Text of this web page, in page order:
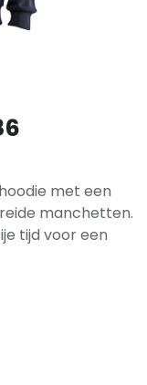
met een
manchetten.
tijd voor een